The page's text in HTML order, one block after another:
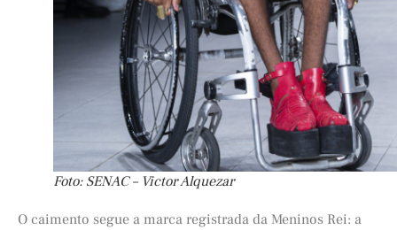
Foto: SENAC – Victor Alquezar
O caimento segue a marca registrada da Meninos Rei: a